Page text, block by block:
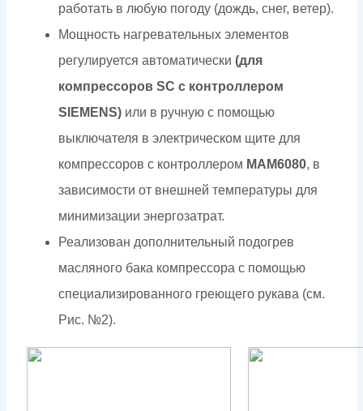
работать в любую погоду (дождь, снег, ветер).
Мощность нагревательных элементов
регулируется автоматически (для
компрессоров SC с контроллером
SIEMENS) или в ручную с помощью
выключателя в электрическом щите для
компрессоров с контроллером МАМ6080, в
зависимости от внешней температуры для
минимизации энергозатрат.
Реализован дополнительный подогрев
масляного бака компрессора с помощью
специализированного греющего рукава (см.
Рис. №2).